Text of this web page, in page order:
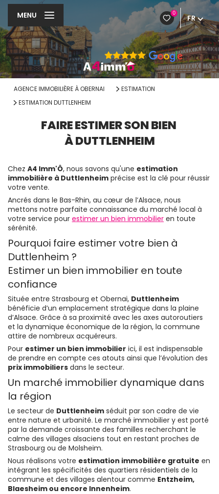
0
FR
MENU
AGENCE IMMOBILIÈRE À OBERNAI
ESTIMATION
ESTIMATION DUTTLENHEIM
FAIRE ESTIMER SON BIEN
À DUTTLENHEIM
Chez A4 Imm'Ô, nous savons qu'une estimation
immobilière à Duttlenheim précise est la clé pour réussir
votre vente.
Ancrés dans le Bas-Rhin, au cœur de l’Alsace, nous
mettons notre parfaite connaissance du marché local à
votre service pour estimer un bien immobilier en toute
sérénité.
Pourquoi faire estimer votre bien à
Duttlenheim ?
Estimer un bien immobilier en toute
confiance
Située entre Strasbourg et Obernai, Duttlenheim
bénéficie d’un emplacement stratégique dans la plaine
d’Alsace. Grâce à sa proximité avec les axes autoroutiers
et la dynamique économique de la région, la commune
attire de nombreux acquéreurs.
Pour estimer un bien immobilier ici, il est indispensable
de prendre en compte ces atouts ainsi que l’évolution des
prix immobiliers dans le secteur.
Un marché immobilier dynamique dans
la région
Le secteur de Duttlenheim séduit par son cadre de vie
entre nature et urbanité. Le marché immobilier y est porté
par la demande croissante des familles recherchant le
calme des villages alsaciens tout en restant proches de
Strasbourg ou de Molsheim.
Nous réalisons votre estimation immobilière gratuite en
intégrant les spécificités des quartiers résidentiels de la
commune et des villages alentour comme Entzheim,
Blaesheim ou encore Innenheim.